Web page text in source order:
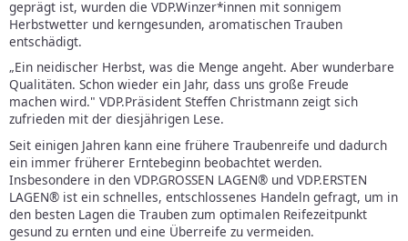
geprägt ist, wurden die VDP.Winzer*innen mit sonnigem
Herbstwetter und kerngesunden, aromatischen Trauben
entschädigt.
„Ein neidischer Herbst, was die Menge angeht. Aber wunderbare
Qualitäten. Schon wieder ein Jahr, dass uns große Freude
machen wird." VDP.Präsident Steffen Christmann zeigt sich
zufrieden mit der diesjährigen Lese.
Seit einigen Jahren kann eine frühere Traubenreife und dadurch
ein immer früherer Erntebeginn beobachtet werden.
Insbesondere in den VDP.GROSSEN LAGEN® und VDP.ERSTEN
LAGEN® ist ein schnelles, entschlossenes Handeln gefragt, um in
den besten Lagen die Trauben zum optimalen Reifezeitpunkt
gesund zu ernten und eine Überreife zu vermeiden.